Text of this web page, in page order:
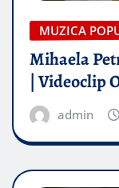
MUZICA
Mihaela
| Videoclip
admin